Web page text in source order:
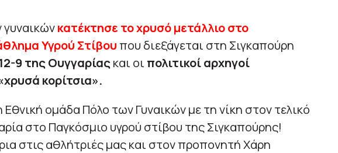
κατέκτησε το χρυσό μετάλλιο στο
Υγρού Στίβου που διεξάγεται στη Σιγκαπούρη
9 της Ουγγαρίαςκαι οι πολιτικοί αρχηγοί
κορίτσια».
Εθνική ομάδα Πόλο των Γυναικών με τη νίκη στον τελικό
στο Παγκόσμιο υγρού στίβου της Σιγκαπούρης!
στις αθλήτριές μας και στον προπονητή Xάρη